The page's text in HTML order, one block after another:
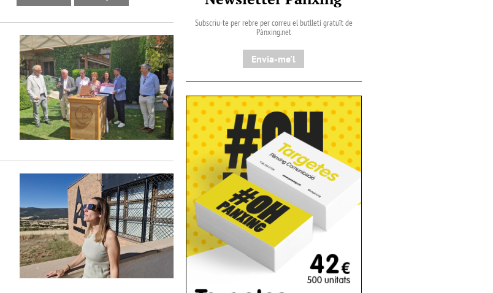
Subscriu-te per rebre per correu el butlletí gratuït de
Pànxing.net​
Envia-me'l